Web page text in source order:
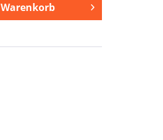
Warenkorb